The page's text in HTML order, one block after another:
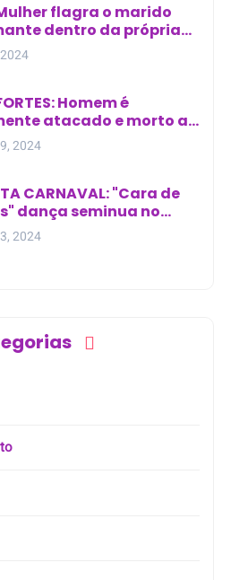
flagra o marido
dentro da própria
Homem é
atacado e morto a
facão em joão lisboa
2024
CARNAVAL: "Cara de
dança seminua no
na Bahia
2024